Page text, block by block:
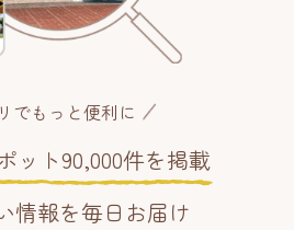
でもっと便利に
ット90,000件を掲載
情報を毎日お届け